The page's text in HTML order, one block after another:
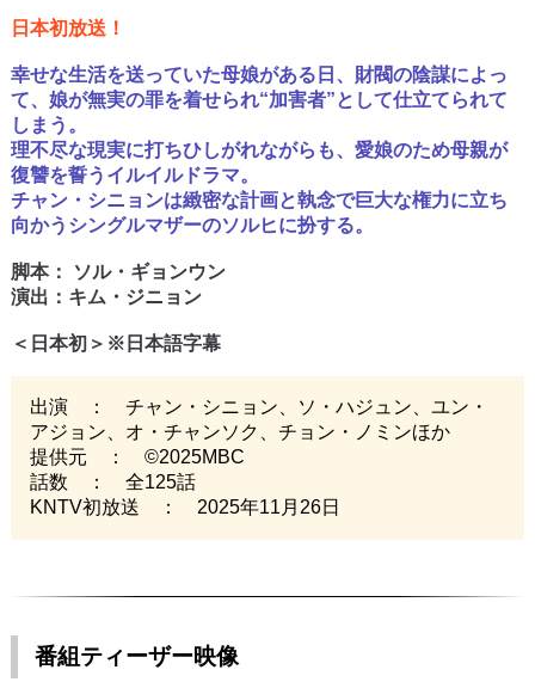
日本初放送！
幸せな生活を送っていた母娘がある日、財閥の陰謀によっ
て、娘が無実の罪を着せられ“加害者”として仕立てられて
しまう。
理不尽な現実に打ちひしがれながらも、愛娘のため母親が
復讐を誓うイルイルドラマ。
チャン・シニョンは緻密な計画と執念で巨大な権力に立ち
向かうシングルマザーのソルヒに扮する。
脚本： ソル・ギョンウン
演出：キム・ジニョン
＜日本初＞※日本語字幕
出演 ： チャン・シニョン、ソ・ハジュン、ユン・
アジョン、オ・チャンソク、チョン・ノミンほか
提供元 ： ©2025MBC
話数 ： 全125話
KNTV初放送 ： 2025年11月26日
番組ティーザー映像